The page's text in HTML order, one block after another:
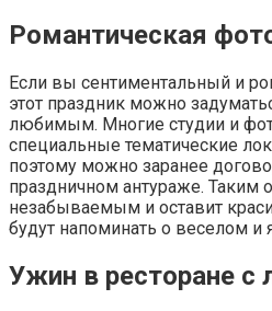
Романтическая
Если вы сентиментальный и
этот праздник можно
любимым. Многие студии и
специальные тематические
поэтому можно заранее
праздничном антураже. Таким
незабываемым и оставит
будут напоминать о веселом и
Ужин в ресторане